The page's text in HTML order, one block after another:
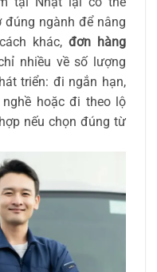
đúng ngành để nâng
khác, đơn hàng
nhiều về số lượng
triển: đi ngắn hạn,
hoặc đi theo lộ
nếu chọn đúng từ